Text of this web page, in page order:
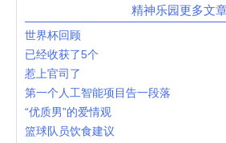
精神乐园更多文
世界杯回顾
已经收获了5个
惹上官司了
第一个人工智能项目告一段落
“优质男”的爱情观
篮球队员饮食建议